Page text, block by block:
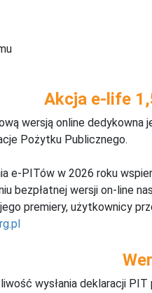
Akcja e-life
wersją online
Pożytku Publicznego.
e-PITów w 2026 roku
bezpłatnej wersji on-line
premiery, użytkownicy
wysłania deklaracji